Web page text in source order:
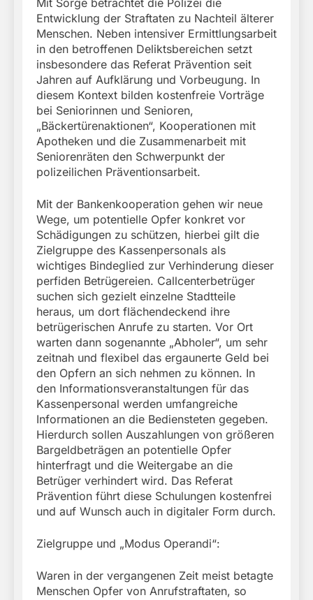
Mit Sorge betrachtet die Polizei die
Entwicklung der Straftaten zu Nachteil älterer
Menschen. Neben intensiver Ermittlungsarbeit
in den betroffenen Deliktsbereichen setzt
insbesondere das Referat Prävention seit
Jahren auf Aufklärung und Vorbeugung. In
diesem Kontext bilden kostenfreie Vorträge
bei Seniorinnen und Senioren,
„Bäckertürenaktionen“, Kooperationen mit
Apotheken und die Zusammenarbeit mit
Seniorenräten den Schwerpunkt der
polizeilichen Präventionsarbeit.
Mit der Bankenkooperation gehen wir neue
Wege, um potentielle Opfer konkret vor
Schädigungen zu schützen, hierbei gilt die
Zielgruppe des Kassenpersonals als
wichtiges Bindeglied zur Verhinderung dieser
perfiden Betrügereien. Callcenterbetrüger
suchen sich gezielt einzelne Stadtteile
heraus, um dort flächendeckend ihre
betrügerischen Anrufe zu starten. Vor Ort
warten dann sogenannte „Abholer“, um sehr
zeitnah und flexibel das ergaunerte Geld bei
den Opfern an sich nehmen zu können. In
den Informationsveranstaltungen für das
Kassenpersonal werden umfangreiche
Informationen an die Bediensteten gegeben.
Hierdurch sollen Auszahlungen von größeren
Bargeldbeträgen an potentielle Opfer
hinterfragt und die Weitergabe an die
Betrüger verhindert wird. Das Referat
Prävention führt diese Schulungen kostenfrei
und auf Wunsch auch in digitaler Form durch.
Zielgruppe und „Modus Operandi“:
Waren in der vergangenen Zeit meist betagte
Menschen Opfer von Anrufstraftaten, so